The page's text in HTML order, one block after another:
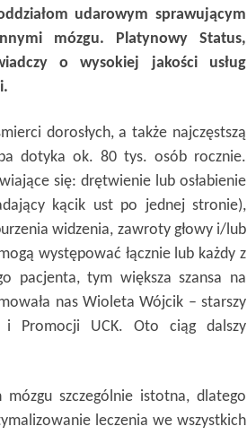
udarowym sprawującym
mózgu. Platynowy Status,
o wysokiej jakości usług
dorosłych, a także najczęstszą
dotyka ok. 80 tys. osób rocznie.
się: drętwienie lub osłabienie
kącik ust po jednej stronie),
widzenia, zawroty głowy i/lub
występować łącznie lub każdy z
pacjenta, tym większa szansa na
nas Wioleta Wójcik – starszy
i Promocji UCK. Oto ciąg dalszy
szczególnie istotna, dlatego
leczenia we wszystkich